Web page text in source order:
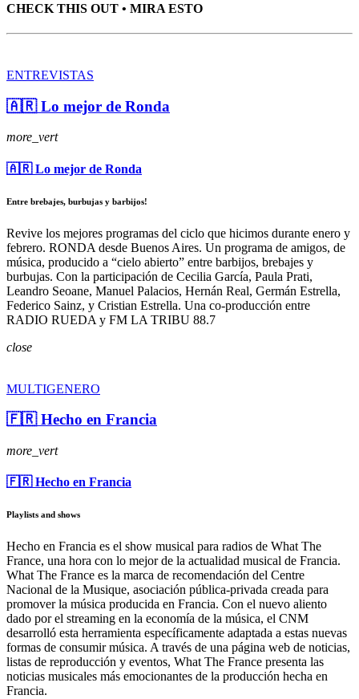
CHECK THIS OUT • MIRA ESTO
ENTREVISTAS
🇦🇷 Lo mejor de Ronda
more_vert
🇦🇷 Lo mejor de Ronda
Entre brebajes, burbujas y barbijos!
Revive los mejores programas del ciclo que hicimos durante enero y
febrero. RONDA desde Buenos Aires. Un programa de amigos, de
música, producido a “cielo abierto” entre barbijos, brebajes y
burbujas. Con la participación de Cecilia García, Paula Prati,
Leandro Seoane, Manuel Palacios, Hernán Real, Germán Estrella,
Federico Sainz, y Cristian Estrella. Una co-producción entre
RADIO RUEDA y FM LA TRIBU 88.7
close
MULTIGENERO
🇫🇷 Hecho en Francia
more_vert
🇫🇷 Hecho en Francia
Playlists and shows
Hecho en Francia es el show musical para radios de What The
France, una hora con lo mejor de la actualidad musical de Francia.
What The France es la marca de recomendación del Centre
Nacional de la Musique, asociación pública-privada creada para
promover la música producida en Francia. Con el nuevo aliento
dado por el streaming en la economía de la música, el CNM
desarrolló esta herramienta específicamente adaptada a estas nuevas
formas de consumir música. A través de una página web de noticias,
listas de reproducción y eventos, What The France presenta las
noticias musicales más emocionantes de la producción hecha en
Francia.